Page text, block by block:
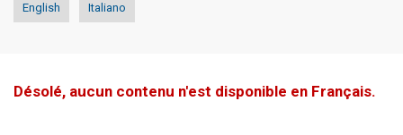
English Italiano
Désolé, aucun contenu n'est disponible en Français.